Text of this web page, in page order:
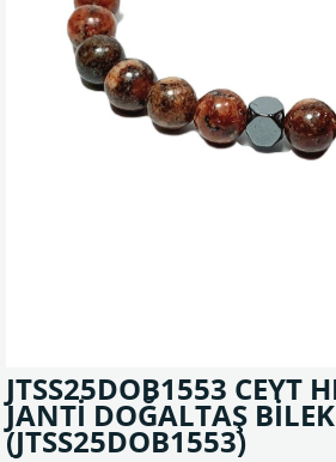
JTSS25DOB1553 CEYT
JANTİ DOĞALTAŞ
(JTSS25DOB1553)